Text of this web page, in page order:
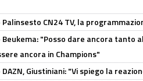
Palinsesto CN24 TV, la
Beukema: "Posso dare ancora tanto
ancora in Champions"
DAZN, Giustiniani: "Vi spiego la